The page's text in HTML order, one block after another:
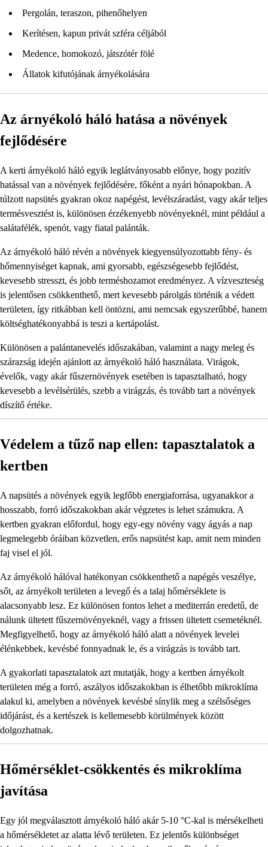
Pergolán, teraszon, pihenőhelyen
Kerítésen, kapun privát szféra céljából
Medence, homokozó, játszótér fölé
Állatok kifutójának árnyékolására
Az árnyékoló háló hatása a növények
fejlődésére
A kerti árnyékoló háló egyik leglátványosabb előnye, hogy pozitív
hatással van a növények fejlődésére, főként a nyári hónapokban. A
túlzott napsütés gyakran okoz napégést, levélszáradást, vagy akár teljes
termésvesztést is, különösen érzékenyebb növényeknél, mint például a
salátafélék, spenót, vagy fiatal palánták.
Az árnyékoló háló révén a növények kiegyensúlyozottabb fény- és
hőmennyiséget kapnak, ami gyorsabb, egészségesebb fejlődést,
kevesebb stresszt, és jobb terméshozamot eredményez. A vízveszteség
is jelentősen csökkenthető, mert kevesebb párolgás történik a védett
területen, így ritkábban kell öntözni, ami nemcsak egyszerűbbé, hanem
költséghatékonyabbá is teszi a kertápolást.
Különösen a palántanevelés időszakában, valamint a nagy meleg és
szárazság idején ajánlott az árnyékoló háló használata. Virágok,
évelők, vagy akár fűszernövények esetében is tapasztalható, hogy
kevesebb a levélsérülés, szebb a virágzás, és tovább tart a növények
díszítő értéke.
Védelem a tűző nap ellen: tapasztalatok a
kertben
A napsütés a növények egyik legfőbb energiaforrása, ugyanakkor a
hosszabb, forró időszakokban akár végzetes is lehet számukra. A
kertben gyakran előfordul, hogy egy-egy növény vagy ágyás a nap
legmelegebb óráiban közvetlen, erős napsütést kap, amit nem minden
faj visel el jól.
Az árnyékoló hálóval hatékonyan csökkenthető a napégés veszélye,
sőt, az árnyékolt területen a levegő és a talaj hőmérséklete is
alacsonyabb lesz. Ez különösen fontos lehet a mediterrán eredetű, de
nálunk ültetett fűszernövényeknél, vagy a frissen ültetett csemetéknél.
Megfigyelhető, hogy az árnyékoló háló alatt a növények levelei
élénkebbek, kevésbé fonnyadnak le, és a virágzás is tovább tart.
A gyakorlati tapasztalatok azt mutatják, hogy a kertben árnyékolt
területen még a forró, aszályos időszakokban is élhetőbb mikroklíma
alakul ki, amelyben a növények kevésbé sínylik meg a szélsőséges
időjárást, és a kertészek is kellemesebb körülmények között
dolgozhatnak.
Hőmérséklet-csökkentés és mikroklíma
javítása
Egy jól megválasztott árnyékoló háló akár 5-10 °C-kal is mérsékelheti
a hőmérsékletet az alatta lévő területen. Ez jelentős különbséget